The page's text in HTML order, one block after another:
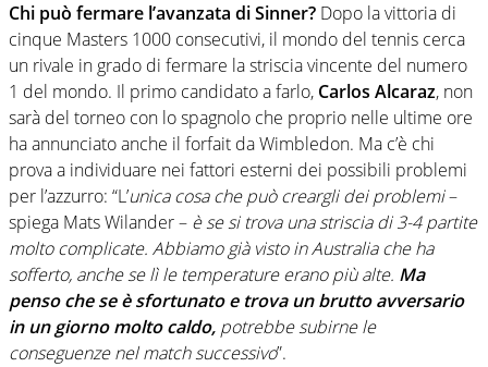
Chi può fermare l’avanzata di Sinner? Dopo la vittoria di
cinque Masters 1000 consecutivi, il mondo del tennis cerca
un rivale in grado di fermare la striscia vincente del numero
1 del mondo. Il primo candidato a farlo, Carlos Alcaraz, non
sarà del torneo con lo spagnolo che proprio nelle ultime ore
ha annunciato anche il forfait da Wimbledon. Ma c’è chi
prova a individuare nei fattori esterni dei possibili problemi
per l’azzurro: “L’unica cosa che può creargli dei problemi–
spiega Mats Wilander – è se si trova una striscia di 3-4 partite
molto complicate. Abbiamo già visto in Australia che ha
sofferto, anche se lì le temperature erano più alte. Ma
penso che se è sfortunato e trova un brutto avversario
in un giorno molto caldo, potrebbe subirne le
conseguenze nel match successivo”.